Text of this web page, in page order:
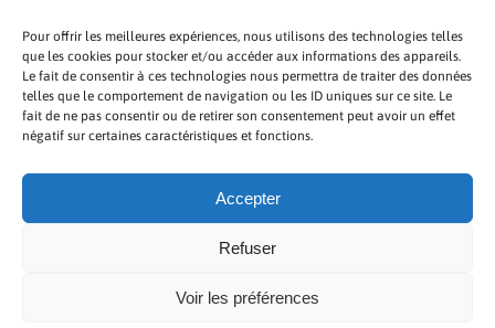
Pour offrir les meilleures expériences, nous utilisons des technologies telles
que les cookies pour stocker et/ou accéder aux informations des appareils.
Le fait de consentir à ces technologies nous permettra de traiter des données
telles que le comportement de navigation ou les ID uniques sur ce site. Le
fait de ne pas consentir ou de retirer son consentement peut avoir un effet
négatif sur certaines caractéristiques et fonctions.
Accepter
Refuser
Voir les préférences
PRÉSENTATION TOUTAFRICA
A PROPOS
Copyright © 2023 TOUT AFRICA | Made by